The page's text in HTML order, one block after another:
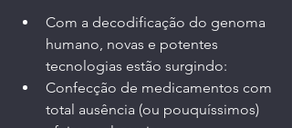
Com a decodificação do genoma
humano, novas e potentes
tecnologias estão surgindo:
Confecção de medicamentos com
total ausência (ou pouquíssimos)